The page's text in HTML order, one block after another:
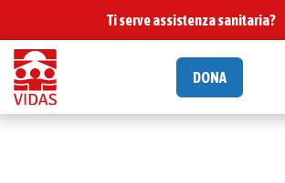
Ti serve assistenza sanitaria?
DONA